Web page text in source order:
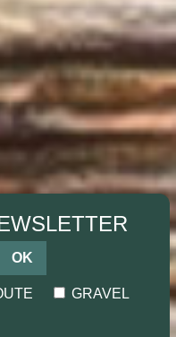
OK
GRAVEL